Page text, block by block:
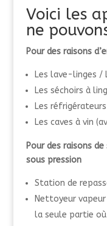
Voici les
ne
Pour des raisons
Les lave-linges /
Les séchoirs à
Les
Les caves à vin
Pour des raisons
sous pression
Station de
Nettoyeur
la seule partie